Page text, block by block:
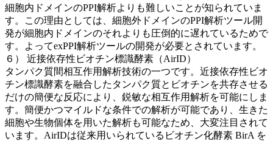
細胞内ドメインのPPI解析よりも難しいことが知られていま
す。この理由としては、細胞外ドメインのPPI解析ツール開
発が細胞内ドメインのそれよりも圧倒的に遅れているためで
す。よってexPPI解析ツールの開発が必要とされています。
６） 近接依存性ビオチン標識酵素（AirID）
タンパク質間相互作用解析技術の一つです。近接依存性ビオ
チン標識酵素を融合したタンパク質とビオチンを共存させる
だけの簡便な反応により、鋭敏な相互作用解析を可能にしま
す。簡便かつマイルドな条件での解析が可能であり、生きた
細胞や生物個体を用いた解析も可能なため、大変注目されて
います。AirIDは従来用いられているビオチン化酵素 BirA を